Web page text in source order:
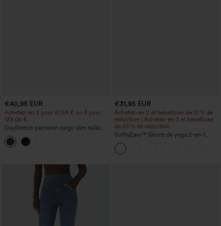
€40,95 EUR
Achetez-en 2 pour 61,54 € ou 4 pour
123,08 €.
DayStretch pantalon cargo slim taille
haute, poches zippées, uni
€31,95 EUR
Achetez-en 2 et bénéficiez de 10 % de
réduction | Achetez-en 3 et bénéficiez
de 20 % de réduction
SoftlyZero™ Shorts de yoga 2-en-1
InstantCool, super taille haute, aérés, 5''
avec poches — longueur allongée